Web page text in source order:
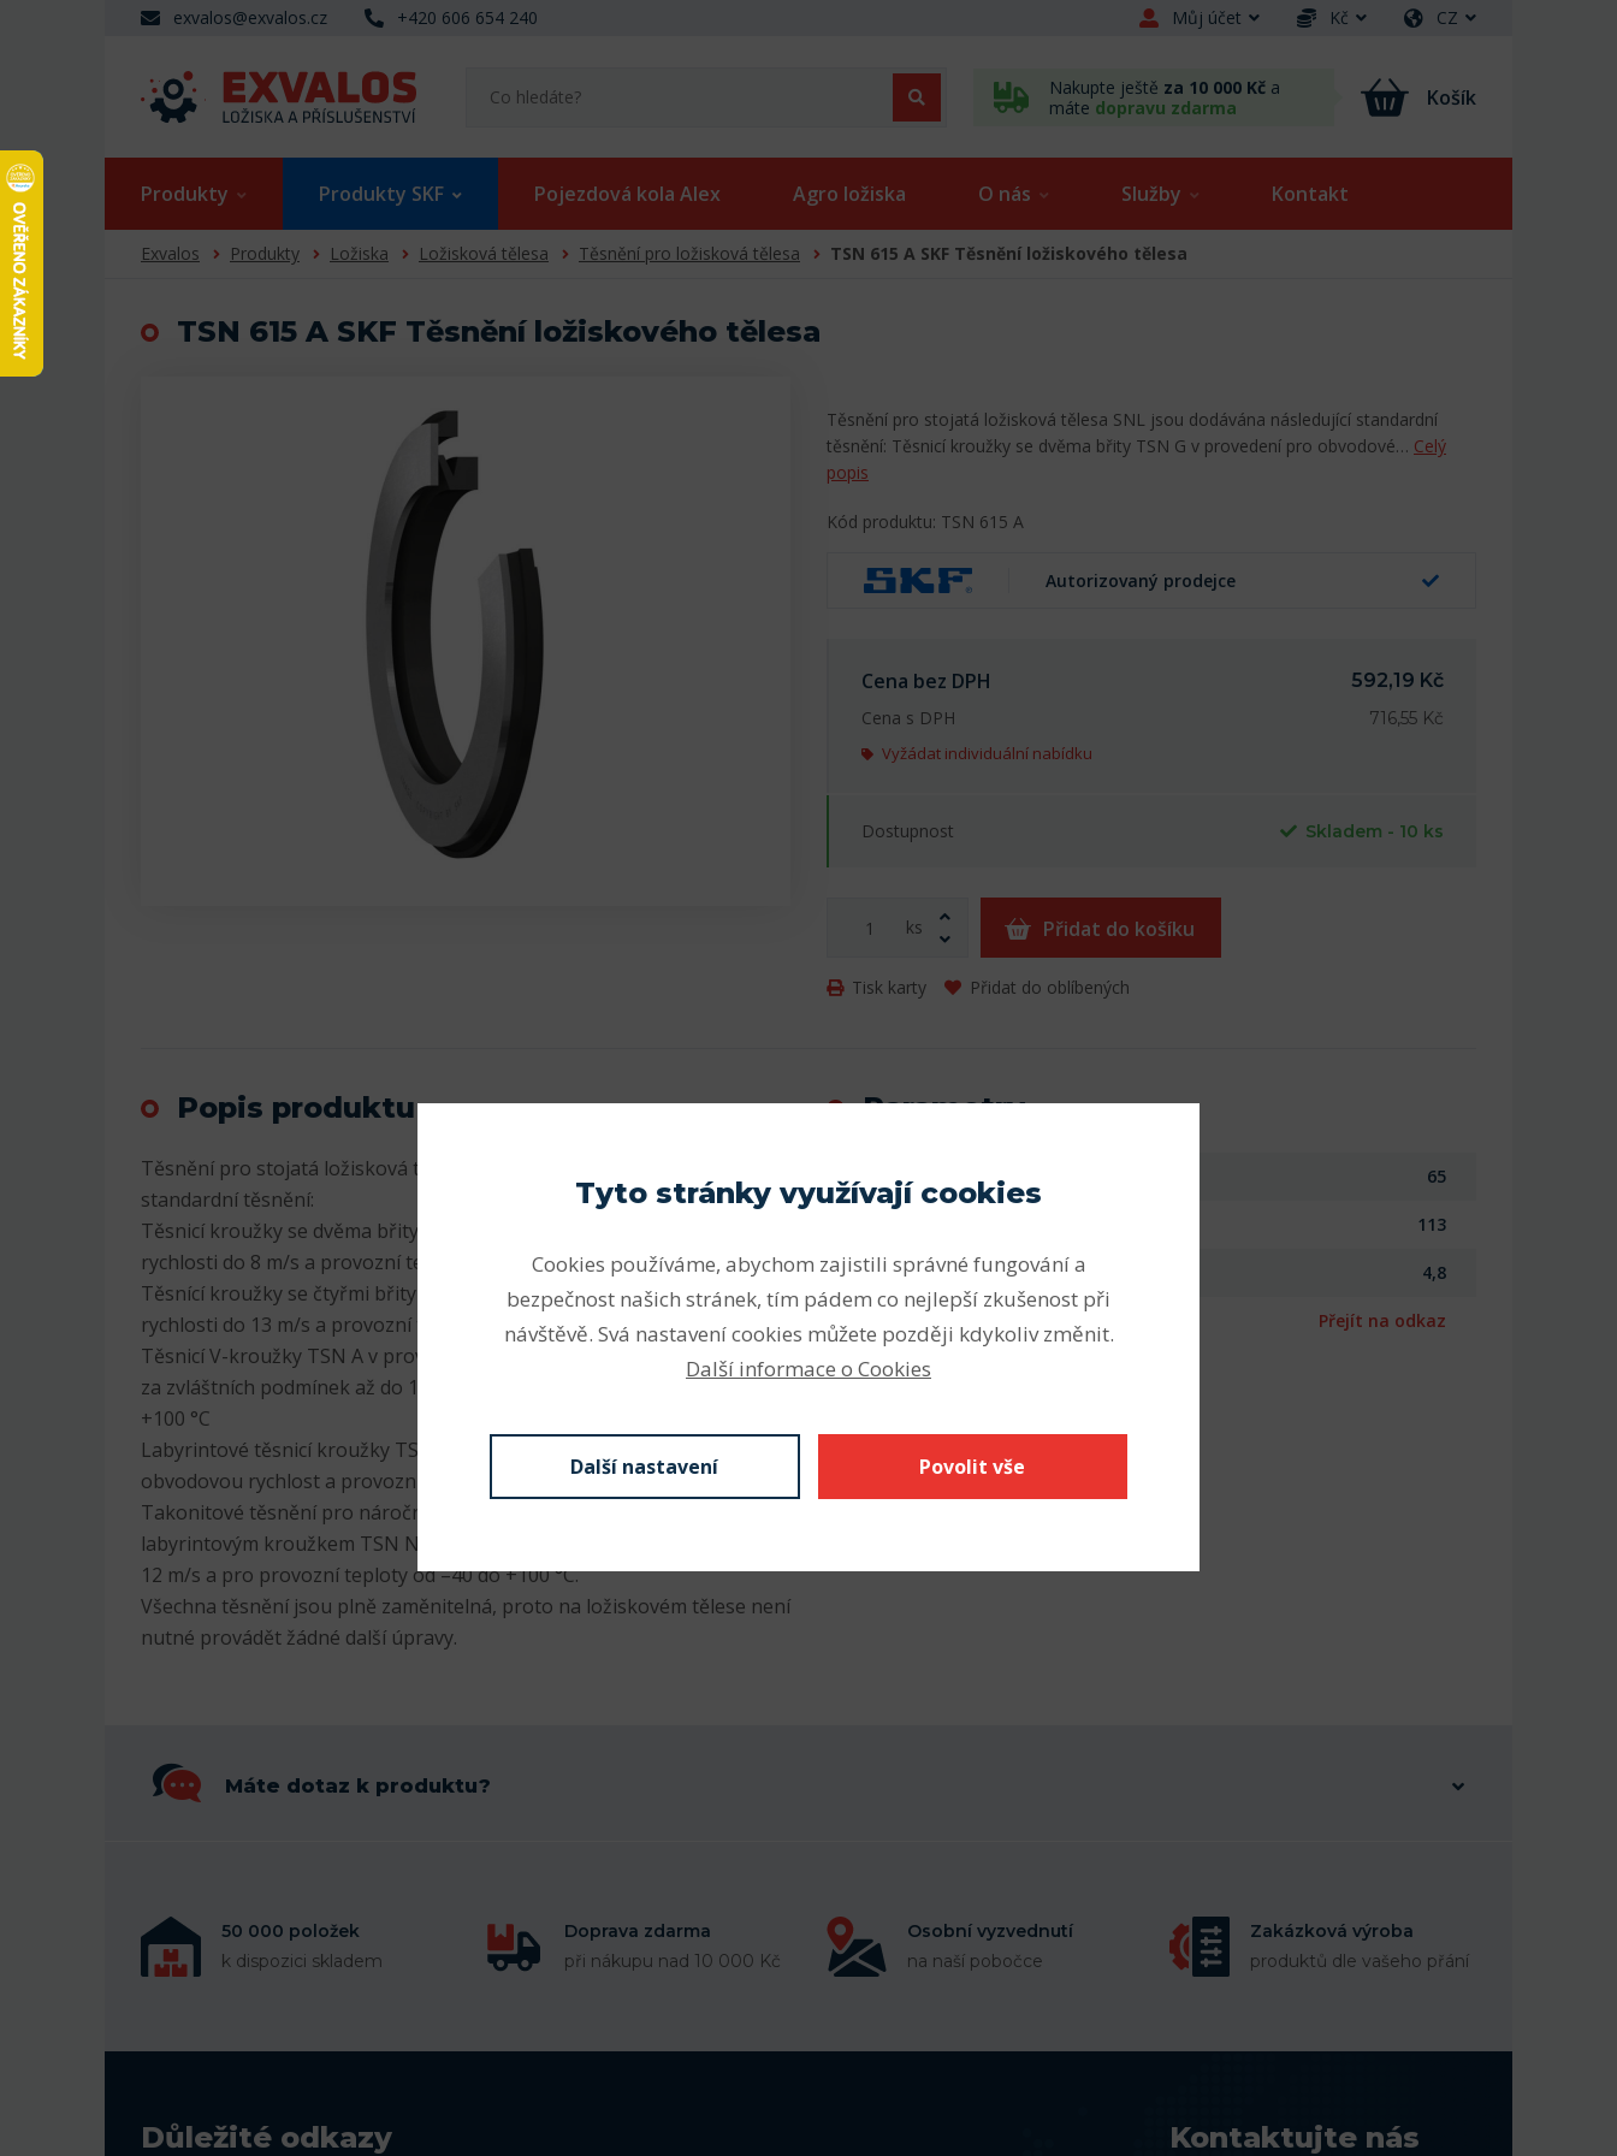
exvalos@exvalos.cz +420 606 654 240 Můj účet Kč CZ
Nakupte ještě za 10 000 Kč a
máte dopravu zdarma Košík
Produkty Produkty SKF Pojezdová kola Alex Agro ložiska O nás Služby Kontakt
Exvalos Produkty Ložiska Ložisková tělesa Těsnění pro ložisková tělesa TSN 615 A SKF Těsnění ložiskového tělesa
TSN 615 A SKF Těsnění ložiskového tělesa
Těsnění pro stojatá ložisková tělesa SNL jsou dodávána následující standardní
těsnění: Těsnicí kroužky se dvěma břity TSN G v provedení pro obvodové… Celý
popis
Kód produktu: TSN 615 A
Autorizovaný prodejce
Cena bez DPH
592,19 Kč
Cena s DPH
716,55 Kč
Vyžádat individuální nabídku
Dostupnost Skladem - 10 ks
ks Přidat do košíku
Tisk karty Přidat do oblíbených
Popis produktu
Těsnění pro stojatá ložisková tělesa SNL jsou dodávána následující
standardní těsnění:
Těsnicí kroužky se dvěma břity TSN G v provedení pro obvodové
rychlosti do 8 m/s a provozní teploty od –40 do +100 °C
Těsnící kroužky se čtyřmi břity TSN L v provedení pro obvodové
rychlosti do 13 m/s a provozní teploty od –40 do +100 °C
Těsnicí V-kroužky TSN A v provedení pro obvodové rychlosti do 7 m/s a
za zvláštních podmínek až do 12 m/s a pro provozní teploty od –40 to
+100 °C
Labyrintové těsnicí kroužky TSN S provedení pro libovolnou
obvodovou rychlost a provozní teploty od –50 do +200 °C
Takonitové těsnění pro náročné provozní podmínky s radiálním
labyrintovým kroužkem TSN ND v provedení pro obvodové rychlosti do
12 m/s a pro provozní teploty od –40 do +100 °C.
Všechna těsnění jsou plně zaměnitelná, proto na ložiskovém tělese není
nutné provádět žádné další úpravy.
Parametry
Vnitřní průměr (mm) 65
113
Šířka (mm) 4,8
Odkaz SKF Přejít na odkaz
Máte dotaz k produktu?
50 000 položek
k dispozici skladem
Doprava zdarma
při nákupu nad 10 000 Kč
Osobní vyzvednutí
na naší pobočce
Zakázková výroba
produktů dle vašeho přání
Důležité odkazy Kontaktujte nás
Tyto stránky využívají cookies
Cookies používáme, abychom zajistili správné fungování a
bezpečnost našich stránek, tím pádem co nejlepší zkušenost při
návštěvě. Svá nastavení cookies můžete později kdykoliv změnit.
Další informace o Cookies
Další nastavení Povolit vše